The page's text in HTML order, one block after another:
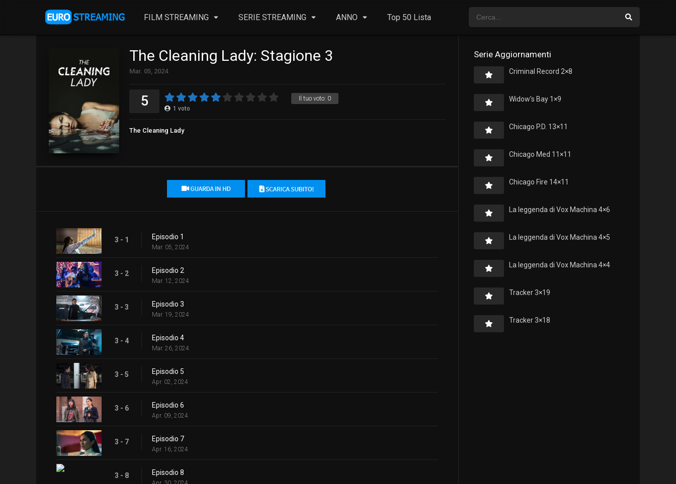
FILM STREAMING SERIE STREAMING ANNO Top 50 Lista
The Cleaning Lady: Stagione 3
Mar. 05, 2024
Il tuo voto: 0
5 1 voto
The Cleaning Lady
3 - 1 Episodio 1
Mar. 05, 2024
3 - 2 Episodio 2
Mar. 12, 2024
3 - 3 Episodio 3
Mar. 19, 2024
3 - 4 Episodio 4
Mar. 26, 2024
3 - 5 Episodio 5
Apr. 02, 2024
3 - 6 Episodio 6
Apr. 09, 2024
3 - 7 Episodio 7
Apr. 16, 2024
3 - 8 Episodio 8
Serie Aggiornamenti
Criminal Record 2×8
Widow’s Bay 1×9
Chicago P.D. 13×11
Chicago Med 11×11
Chicago Fire 14×11
La leggenda di Vox Machina 4×6
La leggenda di Vox Machina 4×5
La leggenda di Vox Machina 4×4
Tracker 3×19
Tracker 3×18